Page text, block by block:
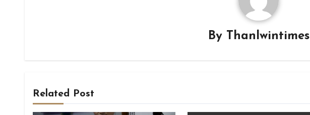
By Thanlwintimes
Related Post